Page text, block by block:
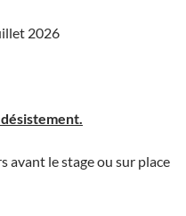
2026
avant le stage ou sur place